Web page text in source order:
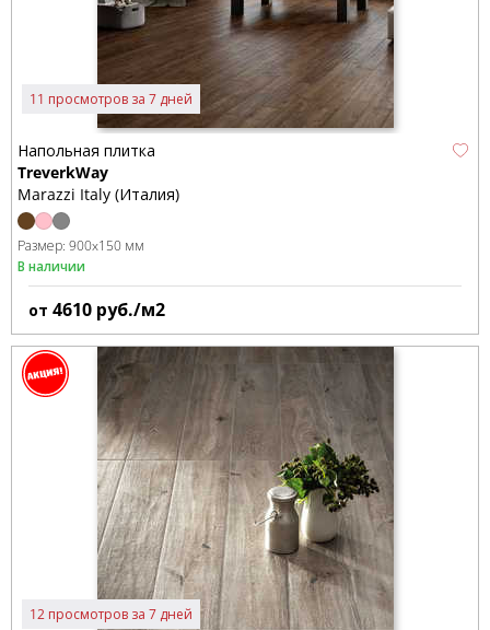
11 просмотров за 7 дней
Напольная плитка
TreverkWay
Marazzi Italy (Италия)
Размер: 900x150 мм
В наличии
от 4610 руб./м2
12 просмотров за 7 дней